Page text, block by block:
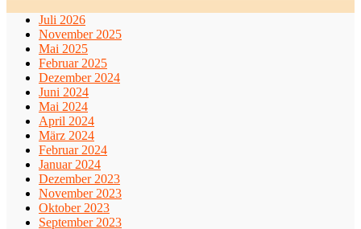
Juli 2026
November 2025
Mai 2025
Februar 2025
Dezember 2024
Juni 2024
Mai 2024
April 2024
März 2024
Februar 2024
Januar 2024
Dezember 2023
November 2023
Oktober 2023
September 2023